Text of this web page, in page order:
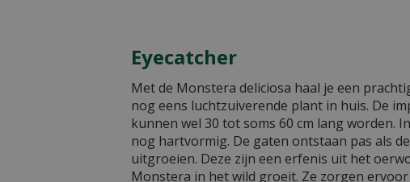
Eyecatcher
Met de Monstera deliciosa haal je een
nog eens luchtzuiverende plant in huis. De
kunnen wel 30 tot soms 60 cm lang worden.
nog hartvormig. De gaten ontstaan pas als
uitgroeien. Deze zijn een erfenis uit het
Monstera in het wild groeit. Ze zorgen